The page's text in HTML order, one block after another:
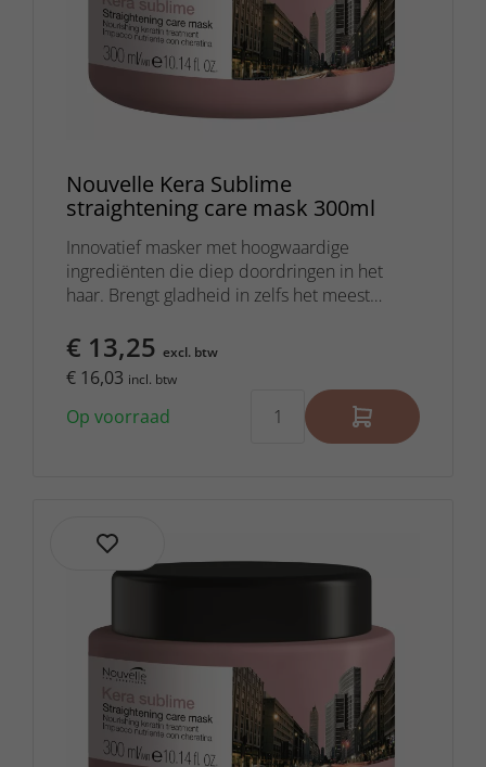
Nouvelle Kera Sublime
straightening care mask 300ml
Innovatief masker met hoogwaardige
ingrediënten die diep doordringen in het
haar. Brengt gladheid in zelfs het meest
€ 13,25 excl. btw
€ 16,03 incl. btw
Op voorraad